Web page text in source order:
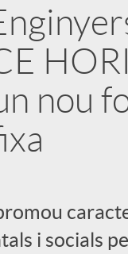
nou
i socials